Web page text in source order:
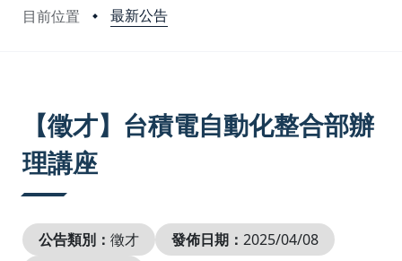
目前位置 最新公告
【徵才】台積電自動化整合部辦
理講座
公告類別： 徵才 發佈日期： 2025/04/08